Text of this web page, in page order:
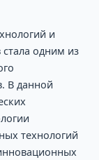
и
одним из
В данной
технологий